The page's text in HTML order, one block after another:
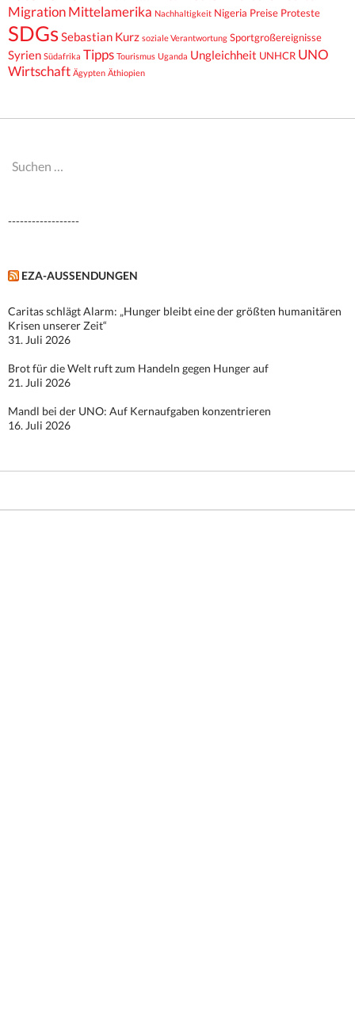
Migration Mittelamerika Nachhaltigkeit Nigeria Preise Proteste
SDGsSebastian Kurz soziale Verantwortung Sportgroßereignisse
Syrien Südafrika Tipps Tourismus Uganda Ungleichheit UNHCR UNO
Wirtschaft Ägypten Äthiopien
Suchen
------------------
EZA-AUSSENDUNGEN
Caritas schlägt Alarm: „Hunger bleibt eine der größten humanitären
Krisen unserer Zeit“
31. Juli 2026
Brot für die Welt ruft zum Handeln gegen Hunger auf
21. Juli 2026
Mandl bei der UNO: Auf Kernaufgaben konzentrieren
16. Juli 2026